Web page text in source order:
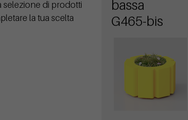
selezione di prodotti
la tua scelta
bassa
G465-bis